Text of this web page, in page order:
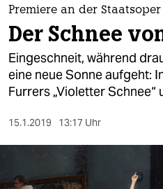
themen
politik
öko
Premiere an der
Der Schnee
Eingeschneit, während
eine neue Sonne aufgeht:
Furrers „Violetter Schnee“
15.1.2019 13:17 Uhr